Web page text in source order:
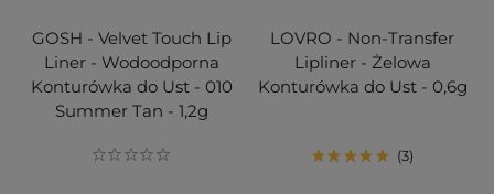
GOSH - Velvet Touch Lip
Liner - Wodoodporna
Konturówka do Ust - 010
Summer Tan - 1,2g
LOVRO - Non-Transfer
Lipliner - Żelowa
Konturówka do Ust - 0,6g
3